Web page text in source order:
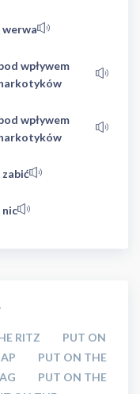
werwa
wpływem
wpływem
zabić
nic
RITZ
PUT ON
PUT ON THE
PUT ON THE